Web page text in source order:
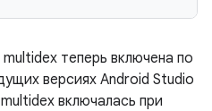
теперь включена по
версиях Android Studio
включалась при